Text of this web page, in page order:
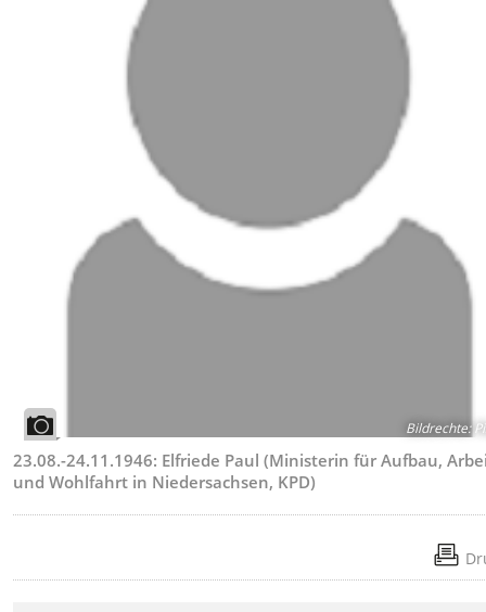
Bildrechte:
23.08.-24.11.1946: Elfriede Paul (Ministerin für Aufbau,
und Wohlfahrt in Niedersachsen, KPD)